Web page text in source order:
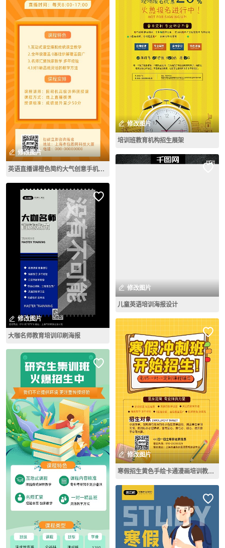
修改图片
英语直播课橙色简约大气创意手机海报
修改图片
大咖名师教育培训印刷海报
修改图片
培训班教育机构招生展架
修改图片
儿童英语培训海报设计
修改图片
寒假招生黄色手绘卡通漫画培训教育海报